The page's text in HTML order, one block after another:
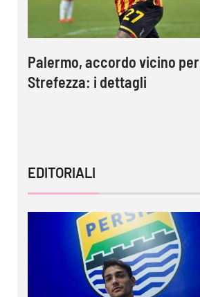
Palermo, accordo vicino per
Strefezza: i dettagli
EDITORIALI